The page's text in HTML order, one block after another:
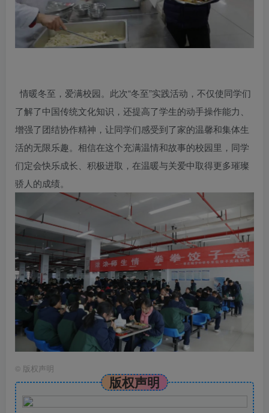
情暖冬至，爱满校园。此次“冬至”实践活动，不仅使同学们
了解了中国传统文化知识，还提高了学生的动手操作能力、
增强了团结协作精神，让同学们感受到了家的温馨和集体生
活的无限乐趣。相信在这个充满温情和故事的校园里，同学
们定会快乐成长、积极进取，在温暖与关爱中取得更多璀璨
骄人的成绩。
© 版权声明
版权声明